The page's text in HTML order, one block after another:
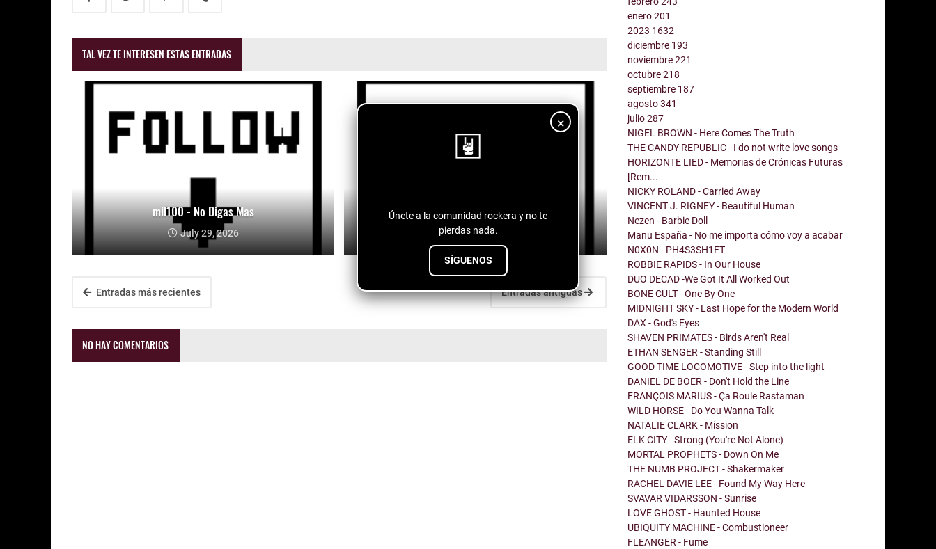
×
Únete a la comunidad rockera y no te
pierdas nada.
SÍGUENOS
TAL VEZ TE INTERESEN ESTAS ENTRADAS
mil100 - No Digas Mas
July 29, 2026
Yari M - Tiempo
July 11, 2026
Entradas más recientes Entradas antiguas
NO HAY COMENTARIOS
enero201
2023 1632
diciembre 193
noviembre221
octubre218
septiembre 187
agosto341
julio287
NIGEL BROWN - Here Comes The Truth
THE CANDY REPUBLIC - I do not write love songs
HORIZONTE LIED - Memorias de Crónicas Futuras
[Rem...
NICKY ROLAND - Carried Away
VINCENT J. RIGNEY - Beautiful Human
Nezen - Barbie Doll
Manu España - No me importa cómo voy a acabar
N0X0N - PH4S3SH1FT
ROBBIE RAPIDS - In Our House
DUO DECAD -We Got It All Worked Out
BONE CULT - One By One
MIDNIGHT SKY - Last Hope for the Modern World
DAX - God's Eyes
SHAVEN PRIMATES - Birds Aren't Real
ETHAN SENGER - Standing Still
GOOD TIME LOCOMOTIVE - Step into the light
DANIEL DE BOER - Don't Hold the Line
FRANÇOIS MARIUS - Ça Roule Rastaman
WILD HORSE - Do You Wanna Talk
NATALIE CLARK - Mission
ELK CITY - Strong (You're Not Alone)
MORTAL PROPHETS - Down On Me
THE NUMB PROJECT - Shakermaker
RACHEL DAVIE LEE - Found My Way Here
SVAVAR VIÐARSSON - Sunrise
LOVE GHOST - Haunted House
UBIQUITY MACHINE - Combustioneer
FLEANGER - Fume